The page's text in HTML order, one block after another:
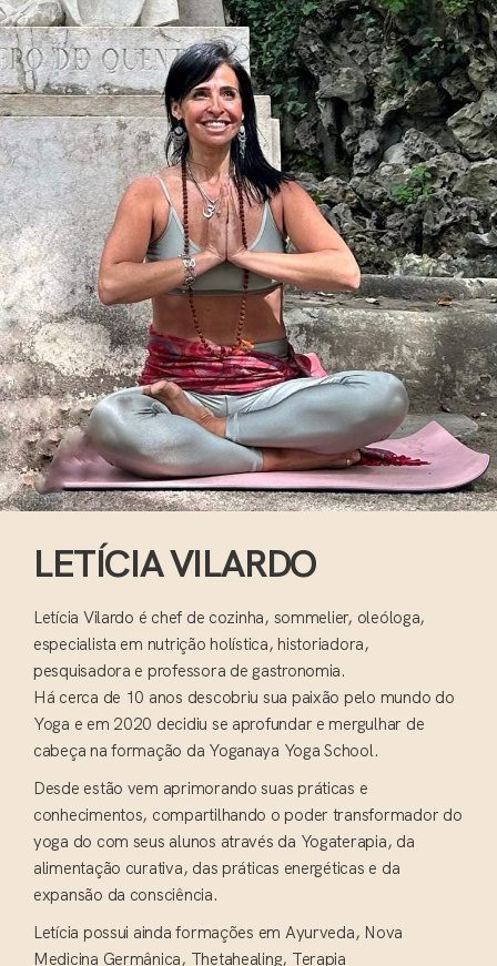
LETÍCIA VILARDO
Letícia Vilardo é chef de cozinha, sommelier, oleóloga,
especialista em nutrição holística, historiadora,
pesquisadora e professora de gastronomia.
Há cerca de 10 anos descobriu sua paixão pelo mundo do
Yoga e em 2020 decidiu se aprofundar e mergulhar de
cabeça na formação da Yoganaya Yoga School.
Desde estão vem aprimorando suas práticas e
conhecimentos, compartilhando o poder transformador do
yoga do com seus alunos através da Yogaterapia, da
alimentação curativa, das práticas energéticas e da
expansão da consciência.
Letícia possui ainda formações em Ayurveda, Nova
Medicina Germânica, Thetahealing, Terapia